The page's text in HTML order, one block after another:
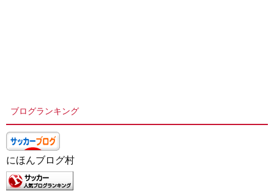
ブログランキング
にほんブログ村